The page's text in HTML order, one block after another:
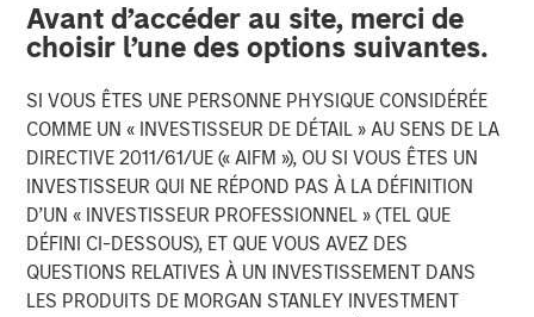
Avant d’accéder au site, merci de
choisir l’une des options suivantes.
SI VOUS ÊTES UNE PERSONNE PHYSIQUE CONSIDÉRÉE
COMME UN « INVESTISSEUR DE DÉTAIL » AU SENS DE LA
DIRECTIVE 2011/61/UE (« AIFM »), OU SI VOUS ÊTES UN
INVESTISSEUR QUI NE RÉPOND PAS À LA DÉFINITION
D’UN « INVESTISSEUR PROFESSIONNEL » (TEL QUE
DÉFINI CI-DESSOUS), ET QUE VOUS AVEZ DES
QUESTIONS RELATIVES À UN INVESTISSEMENT DANS
LES PRODUITS DE MORGAN STANLEY INVESTMENT
GLOBAL EQUITY OBSERVER INSIGHTS